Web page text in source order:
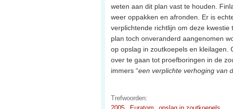
weten aan dit plan vast te houden.
weer oppakken en afronden. Er is
verplichtende richtlijn om deze
plan toch onveranderd aangenomen
op opslag in zoutkoepels en kleilagen.
over te gaan tot proefboringen in de
immers “een verplichte verhoging van
Trefwoorden: